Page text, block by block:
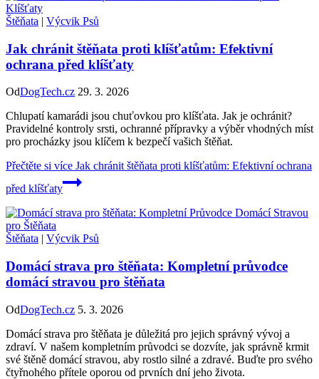
Štěňata | Výcvik Psů
Jak chránit štěňata proti klíšťatům: Efektivní
ochrana před klíšťaty
OdDogTech.cz 29. 3. 2026
Chlupatí kamarádi jsou chuťovkou pro klíšťata. Jak je ochránit?
Pravidelné kontroly srsti, ochranné přípravky a výběr vhodných míst
pro procházky jsou klíčem k bezpečí vašich štěňat.
Přečtěte si více Jak chránit štěňata proti klíšťatům: Efektivní ochrana
před klíšťaty
Štěňata | Výcvik Psů
Domácí strava pro štěňata: Kompletní průvodce
domácí stravou pro štěňata
OdDogTech.cz 5. 3. 2026
Domácí strava pro štěňata je důležitá pro jejich správný vývoj a
zdraví. V našem kompletním průvodci se dozvíte, jak správně krmit
své štěně domácí stravou, aby rostlo silné a zdravé. Buďte pro svého
čtyřnohého přítele oporou od prvních dní jeho života.